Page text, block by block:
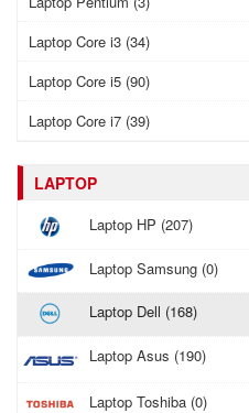
Laptop Core i3 (34)
Laptop Core i5 (90)
Laptop Core i7 (39)
LAPTOP
Laptop HP (207)
Laptop Samsung (0)
Laptop Dell (168)
Laptop Asus (190)
Laptop Toshiba (0)